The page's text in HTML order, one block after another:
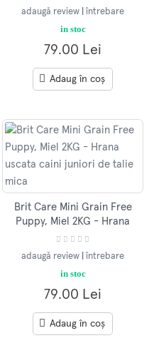
uscata caini talie mica
adaugă review întrebare
in stoc
79.00 Lei
Adaug în coș
Brit Care Mini Grain Free
Puppy, Miel 2KG - Hrana
uscata caini juniori de
talie mica
adaugă review întrebare
in stoc
79.00 Lei
Adaug în coș